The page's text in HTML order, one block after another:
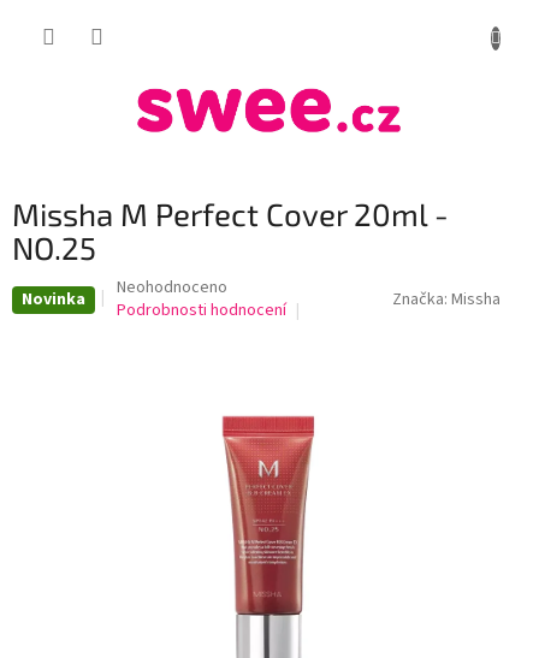
Missha M Perfect Cover 20ml -
NO.25
Novinka
Průměrné
hodnocení
Neohodnoceno
Podrobnosti hodnocení
Značka: Missha